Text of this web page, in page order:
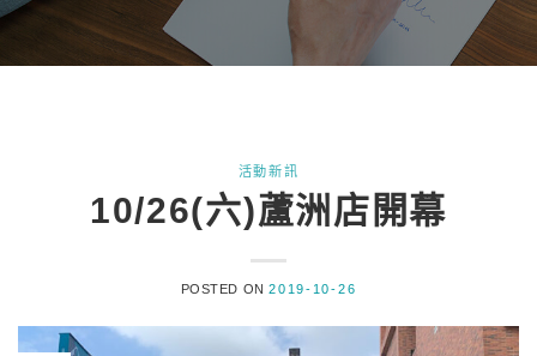
活動新訊
10/26(六)蘆洲店開幕
POSTED ON2019-10-26